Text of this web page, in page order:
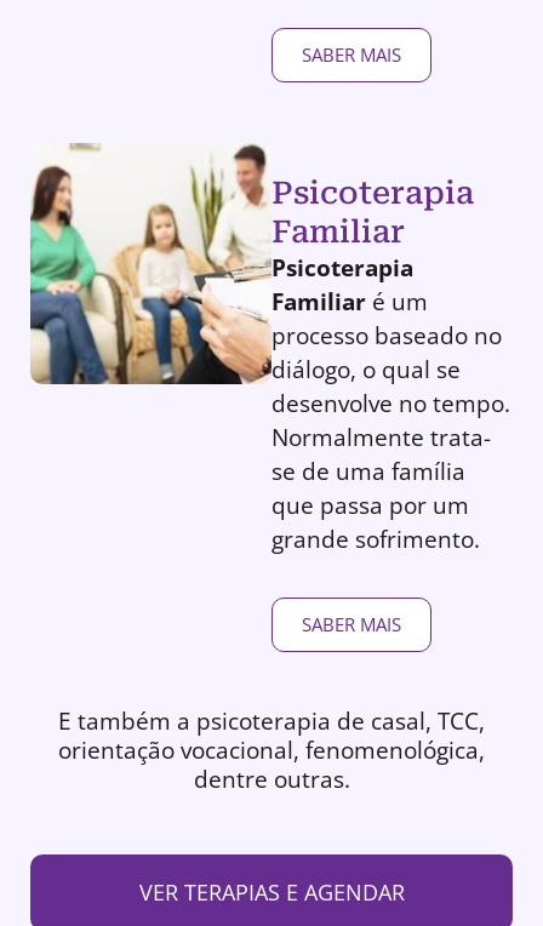
SABER MAIS
Psicoterapia
Familiar
Psicoterapia
Familiar é um
processo baseado no
diálogo, o qual se
desenvolve no tempo.
Normalmente trata-
se de uma família
que passa por um
grande sofrimento.
SABER MAIS
E também a psicoterapia de casal, TCC,
orientação vocacional, fenomenológica,
dentre outras.
VER TERAPIAS E AGENDAR